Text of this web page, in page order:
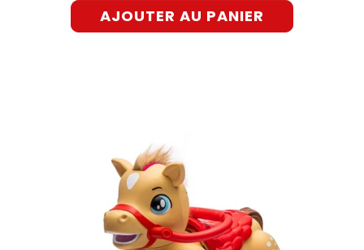
AJOUTER AU PANIER